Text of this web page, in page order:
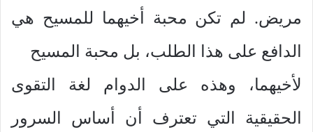
مريض. لم تكن محبة أخيهما للمسيح هي
الدافع على هذا الطلب، بل محبة المسيح
لأخيهما، وهذه على الدوام لغة التقوى
الحقيقية التي تعترف أن أساس السرور